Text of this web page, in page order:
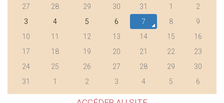
27
28 29 30 31 1
2
3
4 5 6 7 8
9
10
11 12 13 14 15
16
17
18 19 20 21 22
23
24
25 26 27 28 29
30
31
1 2 3 4 5 6